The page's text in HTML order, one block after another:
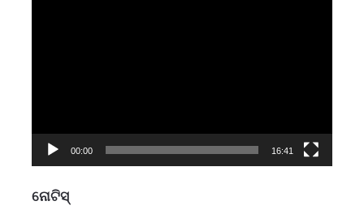
00:00 16:41
ନୋଟିସ୍